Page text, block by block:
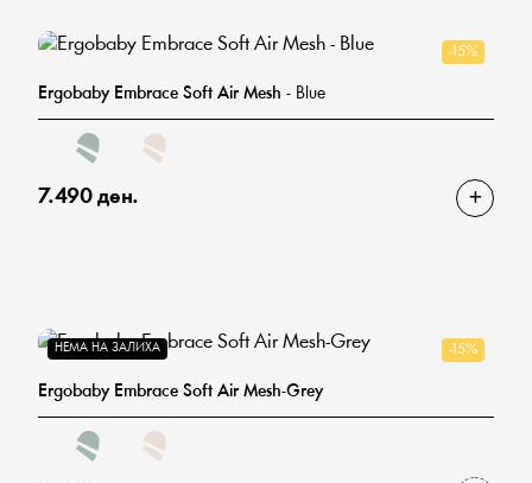
-15%
Ergobaby Embrace Soft Air Mesh - Blue
7.490 ден.
-15%
НЕМА НА ЗАЛИХА
Ergobaby Embrace Soft Air Mesh-Grey